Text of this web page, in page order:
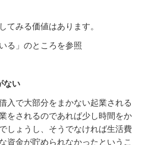
みる価値はあります。
る」のところを参照
ない
入で大部分をまかない起業される
をされるのであれば少し時間をか
しょうし、そうでなければ生活費
資金が貯められなかったというこ